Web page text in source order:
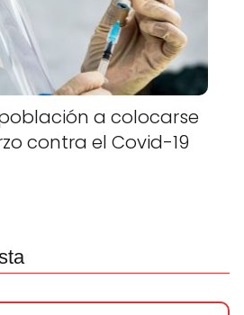
a colocarse
contra el Covid-19